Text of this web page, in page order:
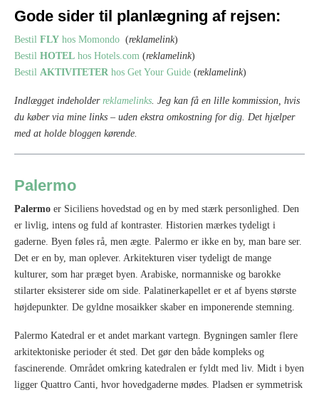
Gode sider til planlægning af rejsen:
Bestil FLY hos Momondo (reklamelink)
Bestil HOTEL hos Hotels.com (reklamelink)
Bestil AKTIVITETER hos Get Your Guide (reklamelink)
Indlægget indeholder reklamelinks. Jeg kan få en lille kommission, hvis
du køber via mine links – uden ekstra omkostning for dig. Det hjælper
med at holde bloggen kørende.
Palermo
Palermo er Siciliens hovedstad og en by med stærk personlighed. Den
er livlig, intens og fuld af kontraster. Historien mærkes tydeligt i
gaderne. Byen føles rå, men ægte. Palermo er ikke en by, man bare ser.
Det er en by, man oplever. Arkitekturen viser tydeligt de mange
kulturer, som har præget byen. Arabiske, normanniske og barokke
stilarter eksisterer side om side. Palatinerkapellet er et af byens største
højdepunkter. De gyldne mosaikker skaber en imponerende stemning.
Palermo Katedral er et andet markant vartegn. Bygningen samler flere
arkitektoniske perioder ét sted. Det gør den både kompleks og
fascinerende. Området omkring katedralen er fyldt med liv. Midt i byen
ligger Quattro Canti, hvor hovedgaderne mødes. Pladsen er symmetrisk